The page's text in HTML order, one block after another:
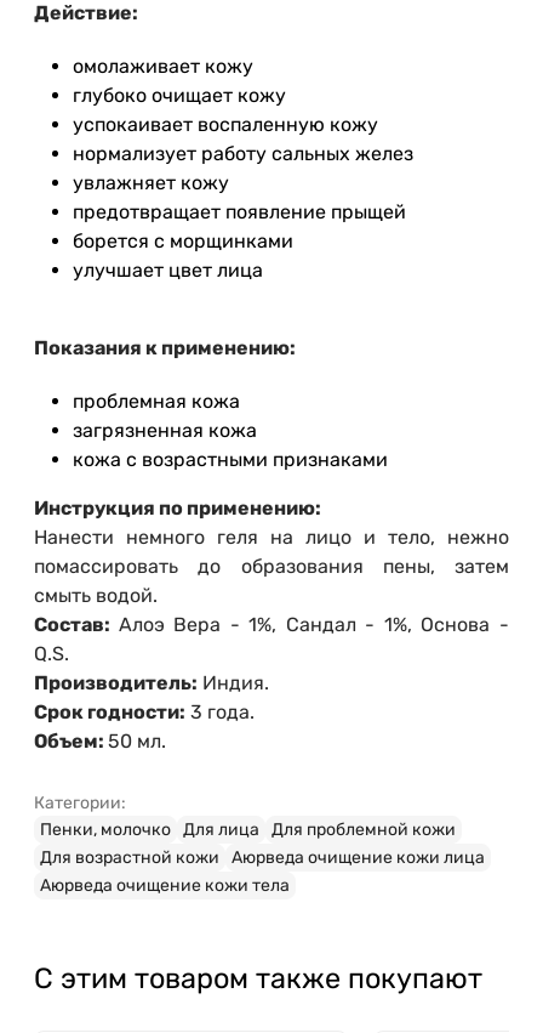
Действие:
омолаживает кожу
глубоко очищает кожу
успокаивает воспаленную кожу
нормализует работу сальных желез
увлажняет кожу
предотвращает появление прыщей
борется с морщинками
улучшает цвет лица
Показания к применению:
проблемная кожа
загрязненная кожа
кожа с возрастными признаками
Инструкция по применению:
Нанести немного геля на лицо и тело, нежно
помассировать до образования пены, затем
смыть водой.
Состав: Алоэ Вера - 1%, Сандал - 1%, Основа -
Q.S.
Производитель: Индия.
Срок годности: 3 года.
Объем: 50 мл.
Категории:
Пенки, молочко Для лица
Для проблемной кожи
Для возрастной кожи
Аюрведа очищение кожи лица
Аюрведа очищение кожи тела
С этим товаром также покупают